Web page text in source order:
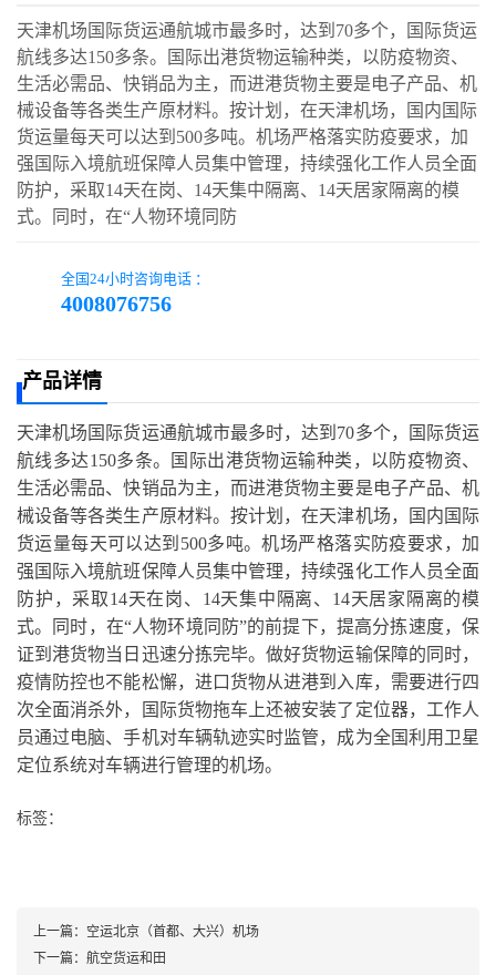
天津机场国际货运通航城市最多时，达到70多个，国际货运
航线多达150多条。国际出港货物运输种类，以防疫物资、
生活必需品、快销品为主，而进港货物主要是电子产品、机
械设备等各类生产原材料。按计划，在天津机场，国内国际
货运量每天可以达到500多吨。机场严格落实防疫要求，加
强国际入境航班保障人员集中管理，持续强化工作人员全面
防护，采取14天在岗、14天集中隔离、14天居家隔离的模
式。同时，在“人物环境同防
全国24小时咨询电话 ：
4008076756
产品详情
天津机场国际货运通航城市最多时，达到70多个，国际货运
航线多达150多条。国际出港货物运输种类，以防疫物资、
生活必需品、快销品为主，而进港货物主要是电子产品、机
械设备等各类生产原材料。按计划，在天津机场，国内国际
货运量每天可以达到500多吨。机场严格落实防疫要求，加
强国际入境航班保障人员集中管理，持续强化工作人员全面
防护，采取14天在岗、14天集中隔离、14天居家隔离的模
式。同时，在“人物环境同防”的前提下，提高分拣速度，保
证到港货物当日迅速分拣完毕。做好货物运输保障的同时，
疫情防控也不能松懈，进口货物从进港到入库，需要进行四
次全面消杀外，国际货物拖车上还被安装了定位器，工作人
员通过电脑、手机对车辆轨迹实时监管，成为全国利用卫星
定位系统对车辆进行管理的机场。
标签：
上一篇： 空运北京（首都、大兴）机场
下一篇： 航空货运和田